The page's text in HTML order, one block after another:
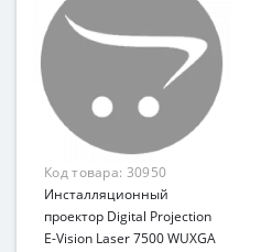
Код товара: 30950
Инсталляционный
проектор Digital Projection
E-Vision Laser 7500 WUXGA